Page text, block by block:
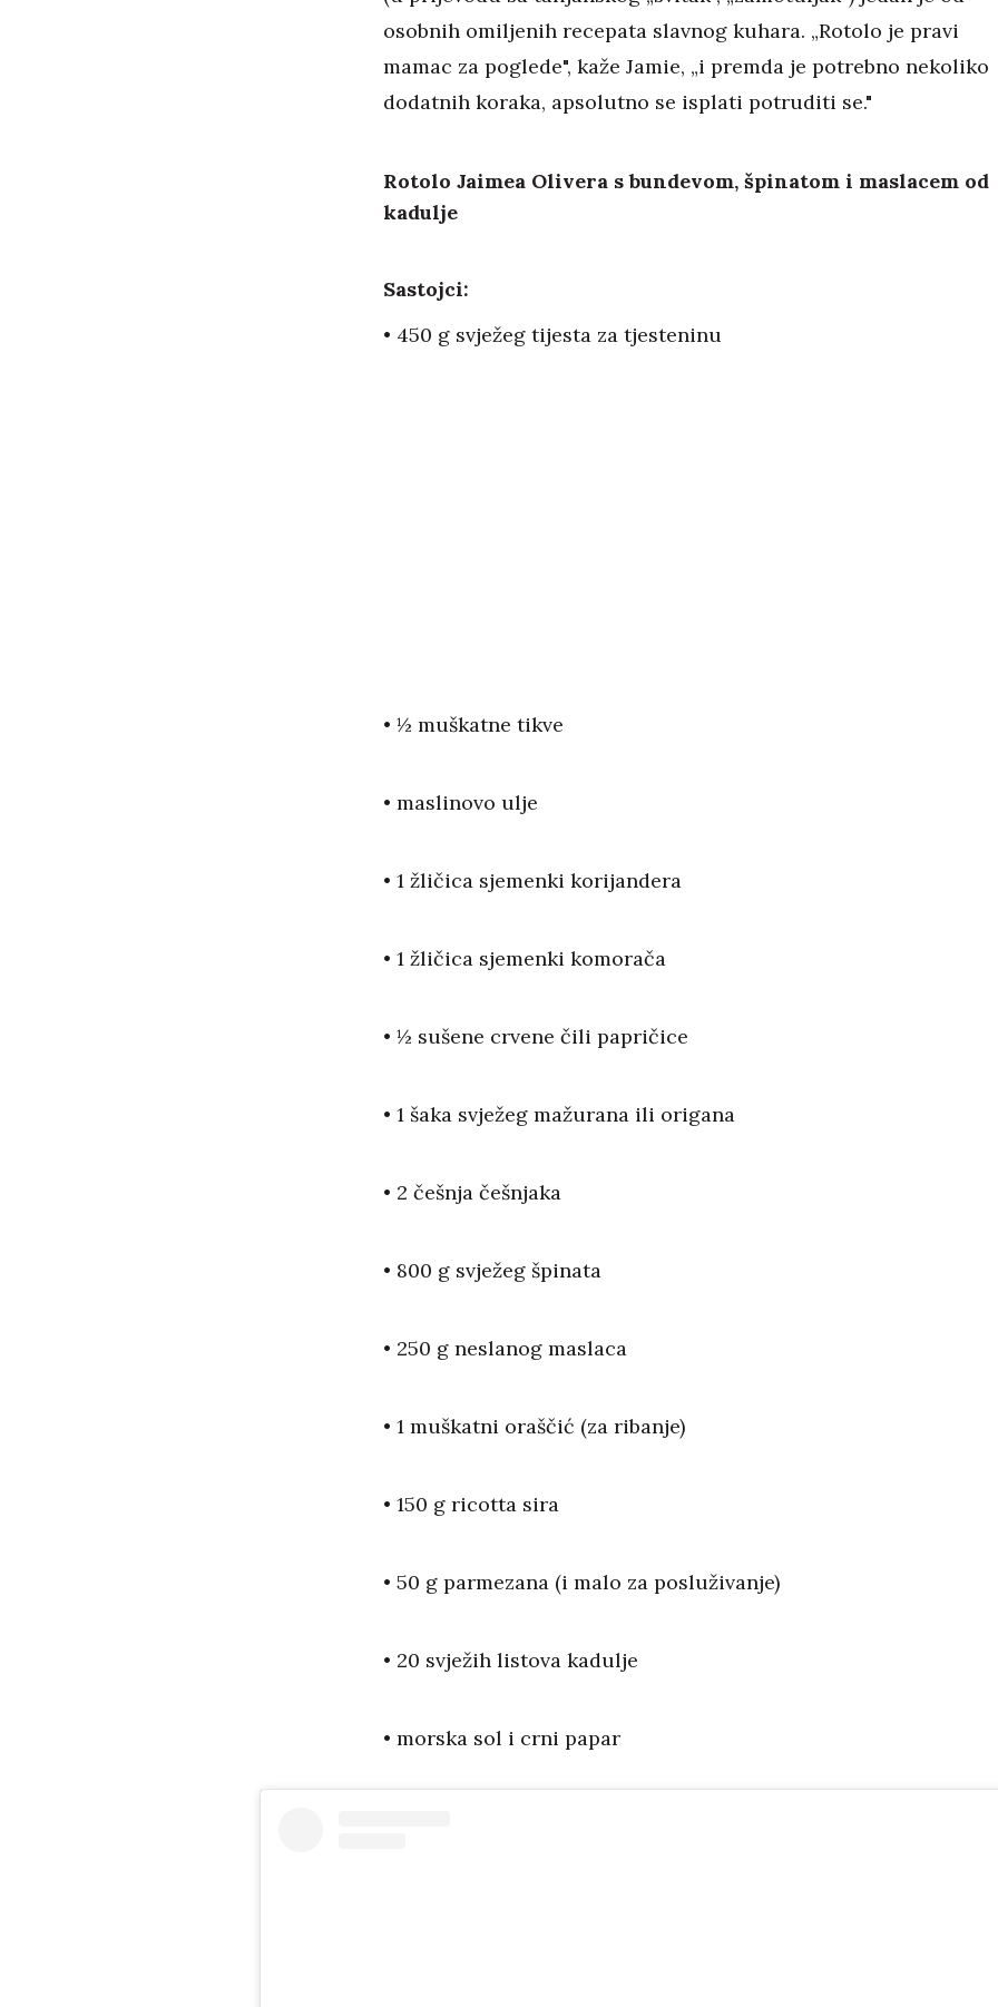
osobnih omiljenih recepata slavnog kuhara. „Rotolo je pravi
mamac za poglede", kaže Jamie, „i premda je potrebno nekoliko
dodatnih koraka, apsolutno se isplati potruditi se."
Rotolo Jaimea Olivera s bundevom, špinatom i maslacem od
kadulje
Sastojci:
• 450 g svježeg tijesta za tjesteninu
• ½ muškatne tikve
• maslinovo ulje
• 1 žličica sjemenki korijandera
• 1 žličica sjemenki komorača
• ½ sušene crvene čili papričice
• 1 šaka svježeg mažurana ili origana
• 2 češnja češnjaka
• 800 g svježeg špinata
• 250 g neslanog maslaca
• 1 muškatni oraščić (za ribanje)
• 150 g ricotta sira
• 50 g parmezana (i malo za posluživanje)
• 20 svježih listova kadulje
• morska sol i crni papar